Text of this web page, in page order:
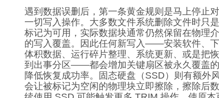
遇到数据误删后，第一条黄金规则是马上停止
一切写入操作。大多数文件系统删除文件时只
标记为可用，实际数据块通常仍然保留在物理
的写入覆盖。因此任何新写入——安装软件、
体积数据、运行碎片整理、系统更新、或是把
到出事分区——都会增加关键扇区被永久覆盖
降低恢复成功率。固态硬盘（SSD）则有额外
会让被标记为空闲的物理块立即擦除，擦除后